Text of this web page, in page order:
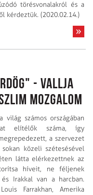
törésvonalakról és a
kérdeztük. (2020.02.14.)
- vallja
mozgalom
számos országában
elítélők száma, így
a szervezet
közeli szétesésével
látta elérkezettnek az
híveit, ne féljenek
Irakkal van a harcban.
Farrakhan, Amerika